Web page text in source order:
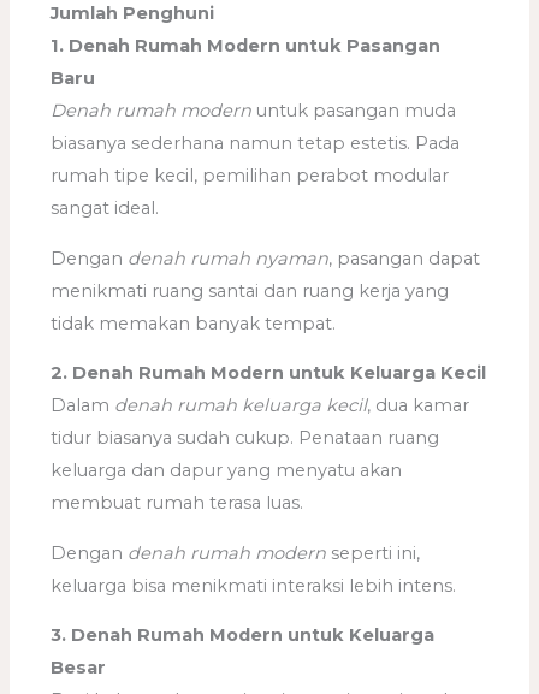
Jumlah Penghuni
1. Denah Rumah Modern untuk Pasangan
Baru
Denah rumah modern untuk pasangan muda
biasanya sederhana namun tetap estetis. Pada
rumah tipe kecil, pemilihan perabot modular
sangat ideal.
Dengan denah rumah nyaman, pasangan dapat
menikmati ruang santai dan ruang kerja yang
tidak memakan banyak tempat.
2. Denah Rumah Modern untuk Keluarga Kecil
Dalam denah rumah keluarga kecil, dua kamar
tidur biasanya sudah cukup. Penataan ruang
keluarga dan dapur yang menyatu akan
membuat rumah terasa luas.
Dengan denah rumah modern seperti ini,
keluarga bisa menikmati interaksi lebih intens.
3. Denah Rumah Modern untuk Keluarga
Besar